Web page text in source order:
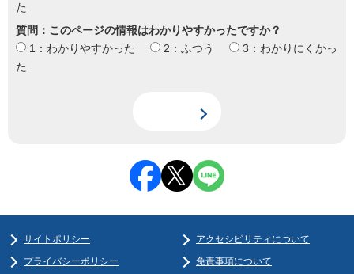
た
質問：このページの情報はわかりやすかったですか？
1：わかりやすかった
2：ふつう
3：わかりにくかっ
た
サイトポリシー
アクセシビリティについて
プライバシーポリシー
免責事項について